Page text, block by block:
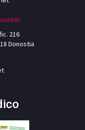
216
Donostia